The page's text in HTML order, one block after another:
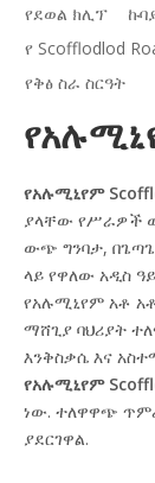
የደወል ክሊፕ
የ Scofflodlod
የቅፅ ስራ ስርዓት
የአሉሚኒየም
ያላቸው የሥራዎች
ውጭ ግንባታ,
ላይ የዋለው አዲስ
የአሉሚኒየም አቶ
ማሸጊያ ባህሪያት
እንቅስቃሴ እና
የአሉሚኒየም
ነው. ተለዋዋጭ
ያደርገዋል.